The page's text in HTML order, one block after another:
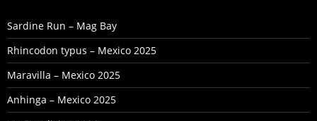
Sardine Run – Mag Bay
Rhincodon typus – Mexico 2025
Maravilla – Mexico 2025
Anhinga – Mexico 2025